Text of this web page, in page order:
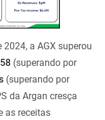
a AGX superou
(superando por
(superando por
da Argan cresça
as receitas